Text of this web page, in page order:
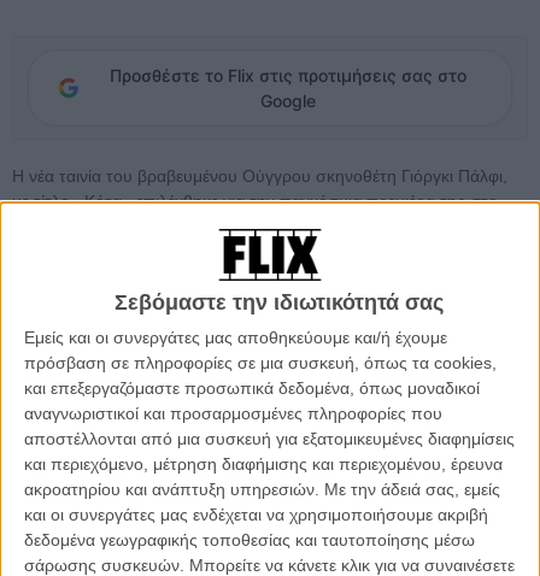
Σεβόμαστε την ιδιωτικότητά σας
Εμείς και οι συνεργάτες μας αποθηκεύουμε και/ή έχουμε
πρόσβαση σε πληροφορίες σε μια συσκευή, όπως τα cookies,
και επεξεργαζόμαστε προσωπικά δεδομένα, όπως μοναδικοί
αναγνωριστικοί και προσαρμοσμένες πληροφορίες που
αποστέλλονται από μια συσκευή για εξατομικευμένες διαφημίσεις
και περιεχόμενο, μέτρηση διαφήμισης και περιεχομένου, έρευνα
ακροατηρίου και ανάπτυξη υπηρεσιών. Με την άδειά σας, εμείς
και οι συνεργάτες μας ενδέχεται να χρησιμοποιήσουμε ακριβή
δεδομένα γεωγραφικής τοποθεσίας και ταυτοποίησης μέσω
σάρωσης συσκευών. Μπορείτε να κάνετε κλικ για να συναινέσετε
Προσθέστε το Flix στις προτιμήσεις σας στο
Google
Η νέα ταινία του βραβευμένου Ούγγρου σκηνοθέτη Γιόργκι Πάλφι,
με τίτλο «Κότα» επιλέχθηκε για την παγκόσμια πρεμιέρα της στο
Διεθνές Φεστιβάλ Κινηματογράφου του Τορόντο που φέτος
διεξάγεται από τις 4 μέχρι και τις 14 Σεπτεμβρίου 2025.
Η ταινία θα διαγωνιστεί στο τμήμα Platform, που εστιάζει σε
σκηνοθέτες με ιδιαίτερη σκηνοθετική ματιά και ξεχωριστή αφήγηση.